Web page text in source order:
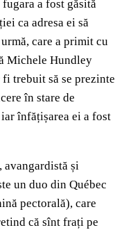
a fost găsită
ca adresa ei să
care a primit cu
Michele Hundley
trebuit să se prezinte
în stare de
înfățișarea ei a fost
avangardistă și
un duo din Québec
pectorală), care
că sînt frați pe